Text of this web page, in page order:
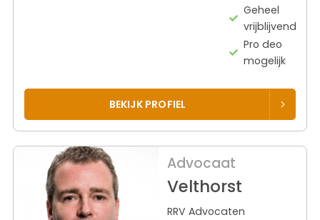
Geheel
vrijblijvend
Pro deo
mogelijk
BEKIJK PROFIEL
Advocaat
Velthorst
RRV Advocaten